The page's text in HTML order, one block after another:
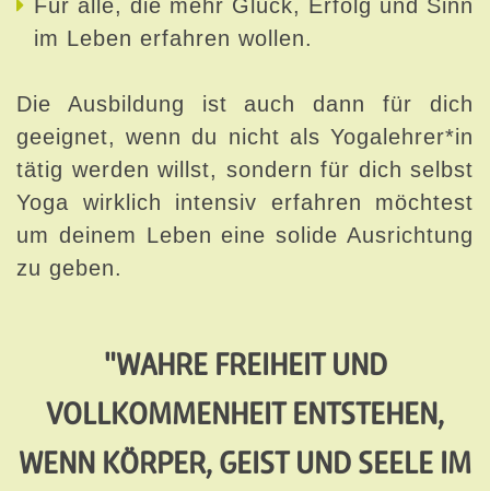
Für alle, die mehr Glück, Erfolg und Sinn
im Leben erfahren wollen.
Die Ausbildung ist auch dann für dich
geeignet, wenn du nicht als Yogalehrer*in
tätig werden willst, sondern für dich selbst
Yoga wirklich intensiv erfahren möchtest
um deinem Leben eine solide Ausrichtung
zu geben.
"WAHRE FREIHEIT UND
VOLLKOMMENHEIT ENTSTEHEN,
WENN KÖRPER, GEIST UND SEELE IM